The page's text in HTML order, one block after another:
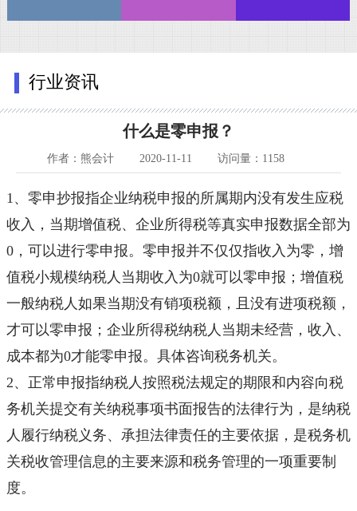
行业资讯
什么是零申报？
作者：熊会计 2020-11-11 访问量：1158
1、零申抄报指企业纳税申报的所属期内没有发生应税
收入 ，当期增值税、企业所得税等真实申报数据全部为
0，可以进行零申报。零申报并不仅仅指收入为零，增
值税小规模纳税人当期收入为0就可以零申报；增值税
一般纳税人如果当期没有销项税额，且没有进项税额，
才可以零申报；企业所得税纳税人当期未经营，收入、
成本都为0才能零申报。具体咨询税务机关。
2、正常申报指纳税人按照税法规定的期限和内容向税
务机关提交有关纳税事项书面报告的法律行为，是纳税
人履行纳税义务、承担法律责任的主要依据，是税务机
关税收管理信息的主要来源和税务管理的一项重要制
度。